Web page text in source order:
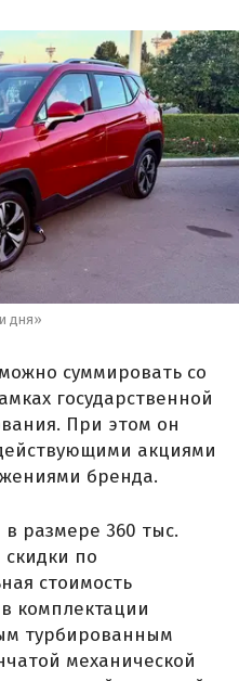
дня»
суммировать со
государственной
При этом он
акциями
бренда.
размере 360 тыс.
по
стоимость
комплектации
турбированным
механической